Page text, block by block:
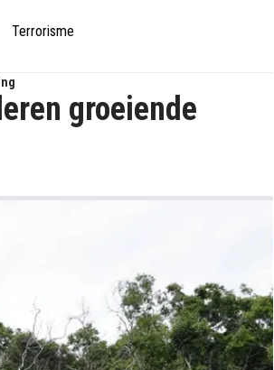
Terrorisme
groeiende